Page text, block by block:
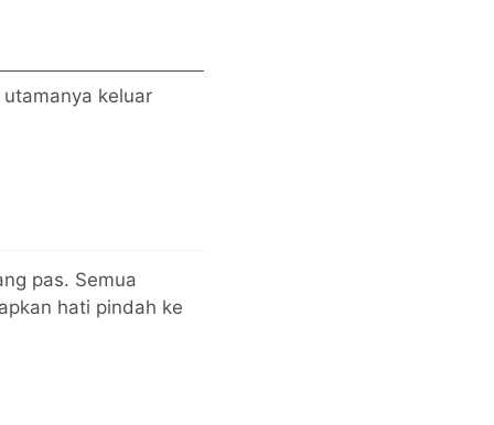
keluar
pas. Semua
hati pindah ke